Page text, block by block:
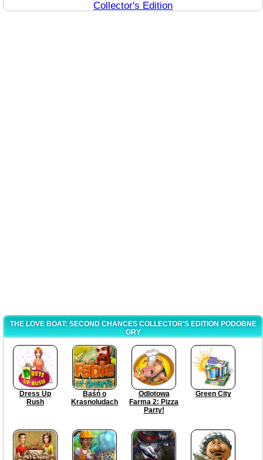
Collector's Edition
THE LOVE BOAT: SECOND CHANCES COLLECTOR'S EDITION PODOBNE
GRY
Dress Up
Rush
Baśń o
Krasnoludach
Odlotowa
Farma 2: Pizza
Party!
Green City